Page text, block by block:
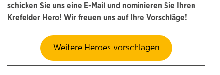
schicken Sie uns eine E-Mail und nominieren Sie Ihren
Krefelder Hero! Wir freuen uns auf Ihre Vorschläge!
Weitere Heroes vorschlagen